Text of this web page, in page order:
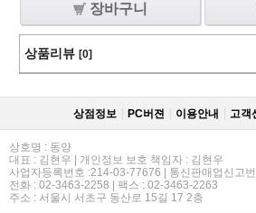
장바구니
상품리뷰 [0]
상점정보 PC버젼 이용안내 고객
상호명 : 동양
대표 : 김현우 | 개인정보 보호 책임자 : 김현우
사업자등록번호 :214-03-77676 | 통신판매업신고
전화 : 02-3463-2258 | 팩스 : 02-3463-2263
주소 : 서울시 서초구 동산로 15길 17 2층